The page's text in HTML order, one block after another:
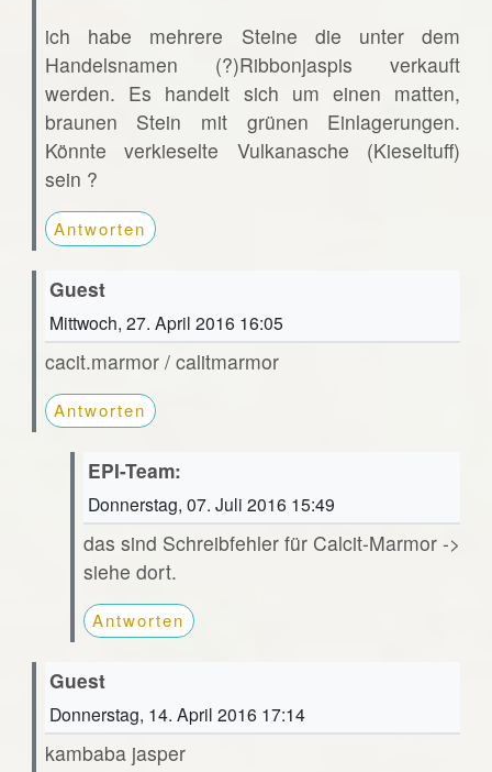
ich habe mehrere Steine die unter dem
Handelsnamen (?)Ribbonjaspis verkauft
werden. Es handelt sich um einen matten,
braunen Stein mit grünen Einlagerungen.
Könnte verkieselte Vulkanasche (Kieseltuff)
sein ?
Antworten
Guest
Mittwoch, 27. April 2016 16:05
cacit.marmor / calitmarmor
Antworten
EPI-Team:
Donnerstag, 07. Juli 2016 15:49
das sind Schreibfehler für Calcit-Marmor ->
siehe dort.
Antworten
Guest
Donnerstag, 14. April 2016 17:14
kambaba jasper